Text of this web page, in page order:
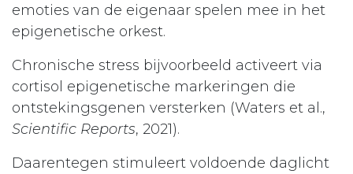
emoties van de eigenaar spelen mee in het
epigenetische orkest.
Chronische stress bijvoorbeeld activeert via
cortisol epigenetische markeringen die
ontstekingsgenen versterken (Waters et al.,
Scientific Reports, 2021).
Daarentegen stimuleert voldoende daglicht